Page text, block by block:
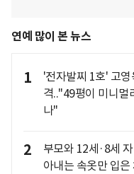
연예 많이 본 뉴스
1
'전자발찌 1호' 고영
격.."49평이 미니멀
나"
2
부모와 12세·8세
아내는 속옷만 입